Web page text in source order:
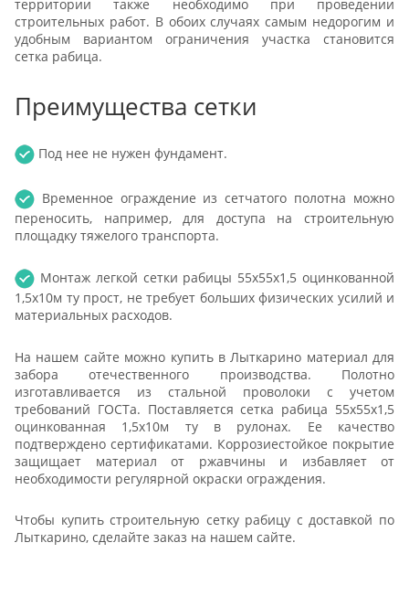
территории также необходимо при проведении
строительных работ. В обоих случаях самым недорогим и
удобным вариантом ограничения участка становится
сетка рабица.
Преимущества сетки
Под нее не нужен фундамент.
Временное ограждение из сетчатого полотна можно
переносить, например, для доступа на строительную
площадку тяжелого транспорта.
Монтаж легкой сетки рабицы 55х55х1,5 оцинкованной
1,5х10м ту прост, не требует больших физических усилий и
материальных расходов.
На нашем сайте можно купить в Лыткарино материал для
забора отечественного производства. Полотно
изготавливается из стальной проволоки с учетом
требований ГОСТа. Поставляется сетка рабица 55х55х1,5
оцинкованная 1,5х10м ту в рулонах. Ее качество
подтверждено сертификатами. Коррозиестойкое покрытие
защищает материал от ржавчины и избавляет от
необходимости регулярной окраски ограждения.
Чтобы купить строительную сетку рабицу с доставкой по
Лыткарино, сделайте заказ на нашем сайте.